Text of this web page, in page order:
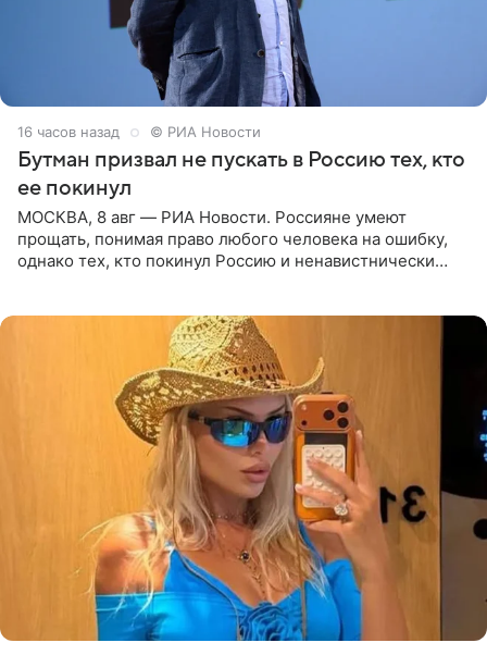
16 часов назад © РИА Новости
Бутман призвал не пускать в Россию тех, кто
ее покинул
МОСКВА, 8 авг — РИА Новости. Россияне умеют
прощать, понимая право любого человека на ошибку,
однако тех, кто покинул Россию и ненавистнически